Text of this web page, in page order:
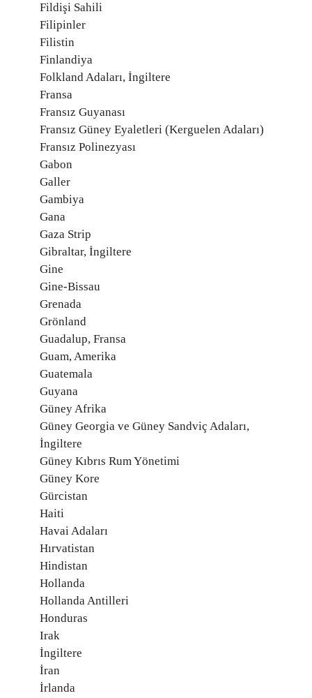
Fildişi Sahili
Filipinler
Filistin
Finlandiya
Folkland Adaları, İngiltere
Fransa
Fransız Guyanası
Fransız Güney Eyaletleri (Kerguelen Adaları)
Fransız Polinezyası
Gabon
Galler
Gambiya
Gana
Gaza Strip
Gibraltar, İngiltere
Gine
Gine-Bissau
Grenada
Grönland
Guadalup, Fransa
Guam, Amerika
Guatemala
Guyana
Güney Afrika
Güney Georgia ve Güney Sandviç Adaları,
İngiltere
Güney Kıbrıs Rum Yönetimi
Güney Kore
Gürcistan
Haiti
Havai Adaları
Hırvatistan
Hindistan
Hollanda
Hollanda Antilleri
Honduras
Irak
İngiltere
İran
İrlanda